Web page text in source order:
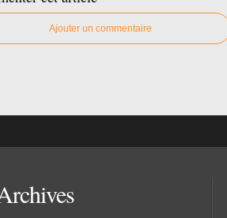
Ajouter un commentaire